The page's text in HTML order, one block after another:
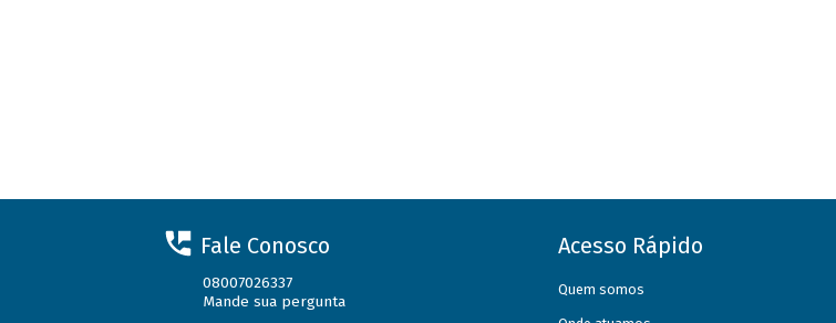
Fale Conosco
08007026337
Mande sua pergunta
Acesso Rápido
Quem somos